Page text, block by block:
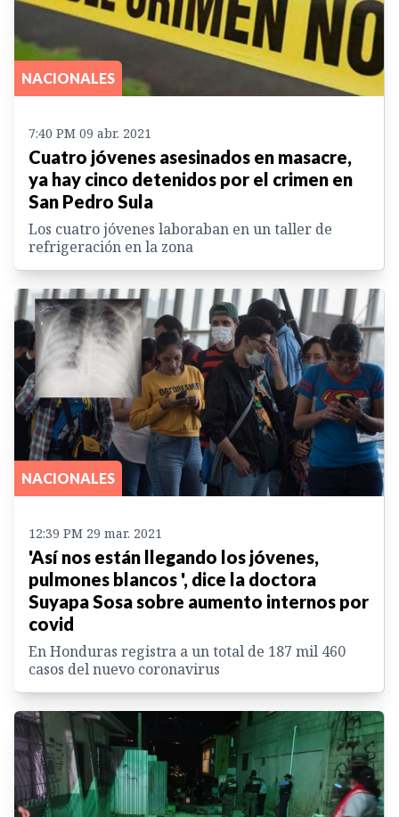
NACIONALES
7:40 PM 09 abr. 2021
Cuatro jóvenes asesinados en masacre,
ya hay cinco detenidos por el crimen en
San Pedro Sula
Los cuatro jóvenes laboraban en un taller de
refrigeración en la zona
NACIONALES
12:39 PM 29 mar. 2021
'Así nos están llegando los jóvenes,
pulmones blancos ', dice la doctora
Suyapa Sosa sobre aumento internos por
covid
En Honduras registra a un total de 187 mil 460
casos del nuevo coronavirus